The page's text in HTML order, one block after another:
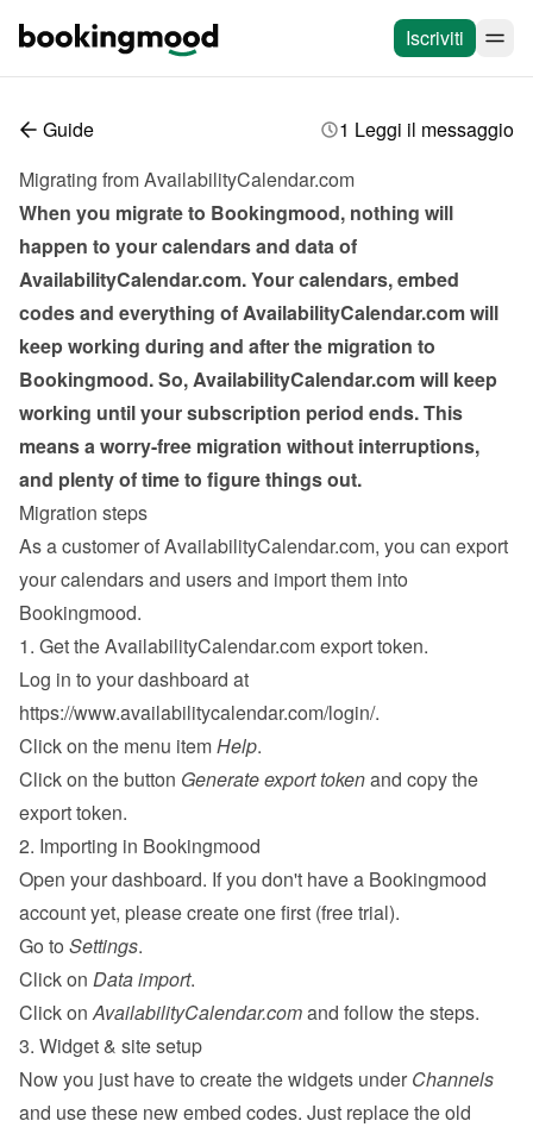
Iscriviti
Guide
1 Leggi il messaggio
Migrating from AvailabilityCalendar.com
When you migrate to Bookingmood, nothing will
happen to your calendars and data of
AvailabilityCalendar.com. Your calendars, embed
codes and everything of AvailabilityCalendar.com will
keep working during and after the migration to
Bookingmood. So, AvailabilityCalendar.com will keep
working until your subscription period ends. This
means a worry-free migration without interruptions,
and plenty of time to figure things out.
Migration steps
As a customer of AvailabilityCalendar.com, you can export
your calendars and users and import them into
Bookingmood.
1. Get the AvailabilityCalendar.com export token.
https://www.availabilitycalendar.com/login/.
Click on the menu item Help.
Click on the button Generate export token and copy the
export token.
2. Importing in Bookingmood
Open your dashboard. If you don't have a Bookingmood
account yet, please create one first (free trial).
Go to Settings.
Click on Data import.
Click on AvailabilityCalendar.com and follow the steps.
3. Widget & site setup
Now you just have to create the widgets under Channels
and use these new embed codes. Just replace the old